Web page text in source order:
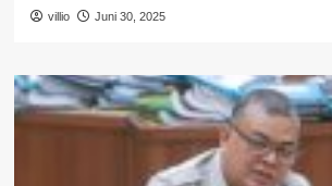
villio Juni 30, 2025